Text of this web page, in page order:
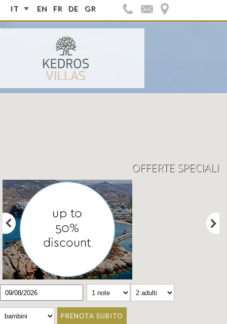
IT EN FR DE GR
OFFERTE SPECIALI
PRENOTA SUBITO